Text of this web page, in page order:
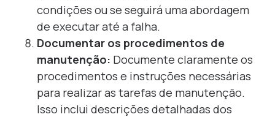
condições ou se seguirá uma abordagem
de executar até a falha.
Documentar os procedimentos de
manutenção: Documente claramente os
procedimentos e instruções necessárias
para realizar as tarefas de manutenção.
Isso inclui descrições detalhadas dos